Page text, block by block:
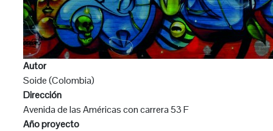
Autor
Soide (Colombia)
Dirección
Avenida de las Américas con carrera 53 F
Año proyecto